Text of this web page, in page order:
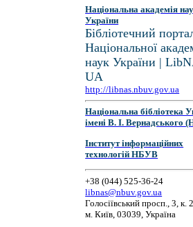
Національна академія
України
Бібліотечний
Національної
наук України |
UA
http://libnas.nbuv.gov.ua
Національна бібліотека
імені В. І. Вернадського
Інститут інформаційних
технологій НБУВ
+38 (044) 525-36-24
libnas@nbuv.gov.ua
Голосіївський просп., 3, к.
м. Київ, 03039, Україна